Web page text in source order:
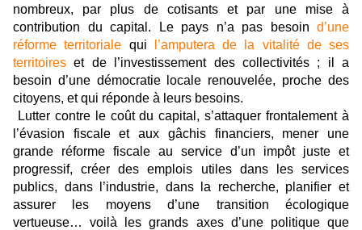
nombreux, par plus de cotisants et par une mise à
contribution du capital. Le pays n’a pas besoin d’une
réforme territoriale qui
l’amputera de la vitalité de ses
territoireset de l’investissement des collectivités ; il a
besoin d’une démocratie locale renouvelée, proche des
citoyens, et qui réponde à leurs besoins.
Lutter contre le coût du capital, s’attaquer frontalement à
l’évasion fiscale et aux gâchis financiers, mener une
grande réforme fiscale au service d’un impôt juste et
progressif, créer des emplois utiles dans les services
publics, dans l’industrie, dans la recherche, planifier et
assurer les moyens d’une transition écologique
vertueuse… voilà les grands axes d’une politique que